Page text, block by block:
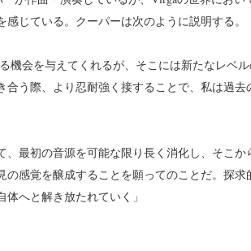
じている。クーパーは次のように説明する。
機会を与えてくれるが、そこには新たなレベ
う際、より忍耐強く接することで、私は過去
、最初の音源を可能な限り長く消化し、そこ
感覚を醸成することを願ってのことだ。探求
へと解き放たれていく」